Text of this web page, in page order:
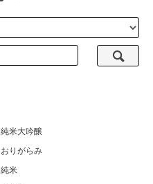
純米大吟醸
おりがらみ
純米